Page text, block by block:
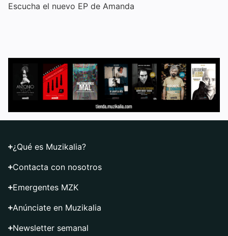
Escucha el nuevo EP de Amanda
¿Qué es Muzikalia?
Contacta con nosotros
Emergentes MZK
Anúnciate en Muzikalia
Newsletter semanal